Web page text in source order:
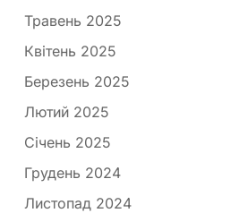
Травень 2025
Квітень 2025
Березень 2025
Лютий 2025
Січень 2025
Грудень 2024
Листопад 2024